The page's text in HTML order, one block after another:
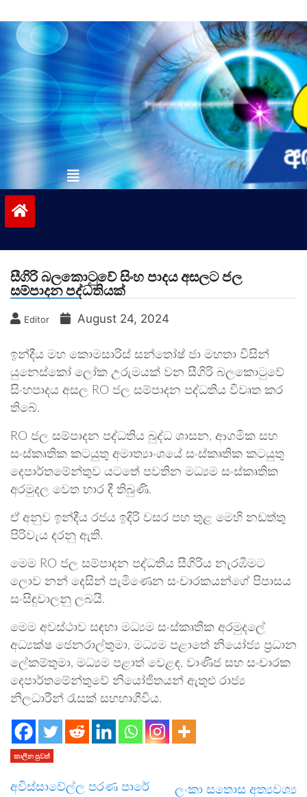
to
contentvinivida.lk
සීගිරි බලකොටුවේ සිංහ පාදය අසලට ජල
සම්පාදන පද්ධතියක්
Editor August 24, 2024
ඉන්දීය මහ කොමසාරිස් සන්තෝෂ් ජා මහතා විසින්
යුනෙස්කෝ ලෝක උරුමයක් වන සීගිරි බලකොටුවේ
සිංහපාදය අසල RO ජල සම්පාදන පද්ධතිය විවෘත කර
තිබේ.
RO ජල සම්පාදන පද්ධතිය බුද්ධ ශාසන, ආගමික සහ
සංස්කෘතික කටයුතු අමාත්‍යාංශයේ සංස්කෘතික කටයුතු
දෙපාර්තමේන්තුව යටතේ පවතින මධ්‍යම සංස්කෘතික
අරමුදල වෙත භාර දී තිබුණි.
ඒ අනුව ඉන්දීය රජය ඉදිරි වසර පහ තුළ මෙහි නඩත්තු
පිරිවැය දරනු ඇති.
මෙම RO ජල සම්පාදන පද්ධතිය සීගිරිය නැරඹීමට
ලොව නන් දෙසින් පැමිණෙන සංචාරකයන්ගේ පිපාසය
සංසිඳුවාලනු ලබයි.
මෙම අවස්ථාව සඳහා මධ්‍යම සංස්කෘතික අරමුදලේ
අධ්‍යක්ෂ ජෙනරාල්තුමා, මධ්‍යම පළාතේ නියෝජ්‍ය ප්‍රධාන
ලේකම්තුමා, මධ්‍යම පළාත් වෙළඳ, වාණිජ සහ සංචාරක
දෙපාර්තමේන්තුවේ නියෝජිතයන් ඇතුළු රාජ්‍ය
නිලධාරීන් රැසක් සහභාගීවිය.
කාලීන පුවත්
අවිස්සාවේල්ල පරණ පාරේ
ලංකා සතොස අත්‍ය­වශ්‍ය